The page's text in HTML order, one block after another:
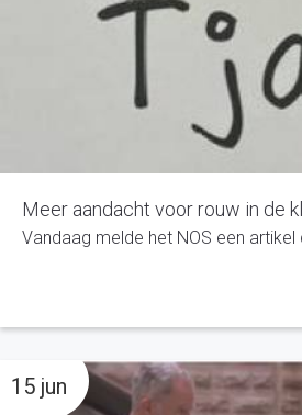
Meer aandacht voor rouw in de
Vandaag melde het NOS een
15 jun